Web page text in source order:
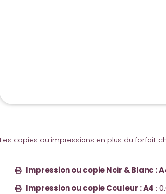
Les copies ou impressions en plus du forfait
Impression ou copie Noir & Blanc :
Impression ou copie Couleur : A4 :